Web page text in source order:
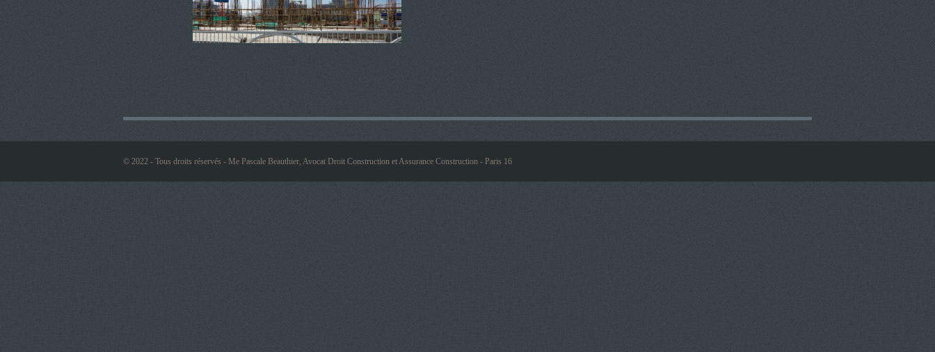
© 2022 - Tous droits réservés - Me Pascale Beauthier, Avocat Droit Construction et Assurance Construction - Paris 16